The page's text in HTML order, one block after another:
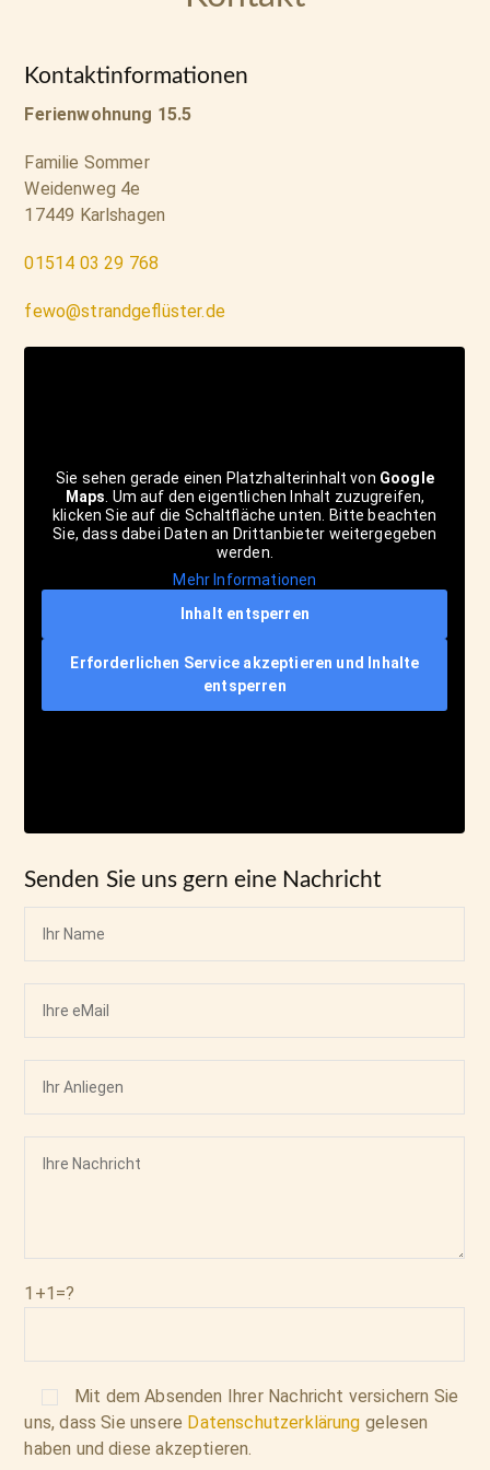
Kontaktinformationen
Ferienwohnung 15.5
Familie Sommer
Weidenweg 4e
17449 Karlshagen
01514 03 29 768
fewo@strandgeflüster.de
Sie sehen gerade einen Platzhalterinhalt von Google
Maps. Um auf den eigentlichen Inhalt zuzugreifen,
klicken Sie auf die Schaltfläche unten. Bitte beachten
Sie, dass dabei Daten an Drittanbieter weitergegeben
werden.
Mehr Informationen
Inhalt entsperren
Erforderlichen Service akzeptieren und Inhalte
entsperren
Senden Sie uns gern eine Nachricht
1+1=?
Mit dem Absenden Ihrer Nachricht versichern Sie
uns, dass Sie unsere Datenschutzerklärung gelesen
haben und diese akzeptieren.